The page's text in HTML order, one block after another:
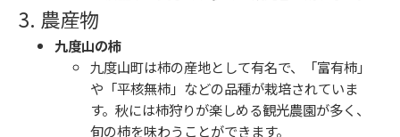
3. 農産物
九度山の柿
九度山町は柿の産地として有名で、「富有柿」
や「平核無柿」などの品種が栽培されていま
す。秋には柿狩りが楽しめる観光農園が多く、
旬の柿を味わうことができます。